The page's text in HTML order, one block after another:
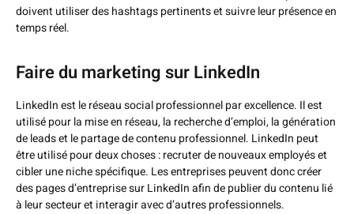
doivent utiliser des hashtags pertinents et suivre leur présence en
temps réel.
Faire du marketing sur LinkedIn
LinkedIn est le réseau social professionnel par excellence. Il est
utilisé pour la mise en réseau, la recherche d’emploi, lagénération
de leadset le partage de contenu professionnel. LinkedIn peut
être utilisé pour deux choses : recruter de nouveaux employés et
cibler une niche spécifique. Les entreprises peuvent donc créer
des pages d’entreprise sur LinkedIn afin de publier du contenu lié
à leur secteur et interagir avec d’autres professionnels.